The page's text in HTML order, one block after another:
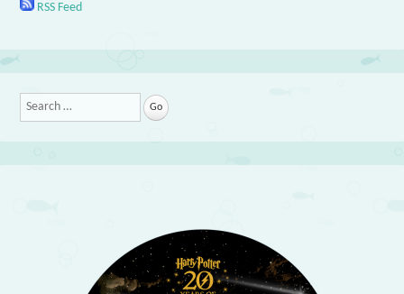
RSS Feed
Search